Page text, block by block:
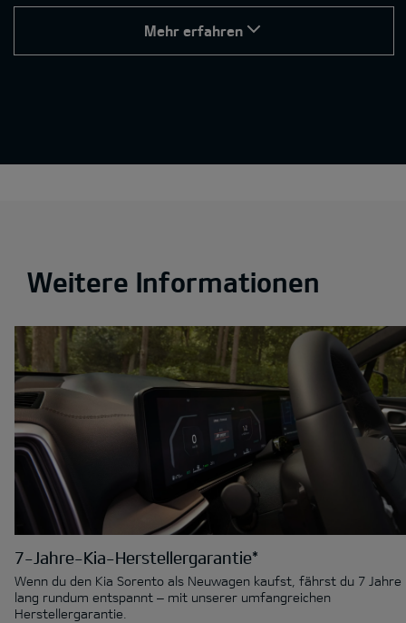
Mehr erfahren
Weitere Informationen
7-Jahre-Kia-Herstellergarantie*
Wenn du den Kia Sorento als Neuwagen kaufst, fährst du 7 Jahre
lang rundum entspannt – mit unserer umfangreichen
Herstellergarantie.